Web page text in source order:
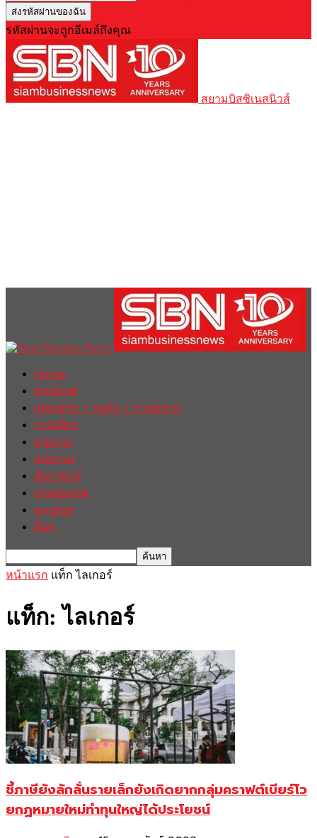
รหัสผ่านจะถูกอีเมล์ถึงคุณ
สยามบิสซิเนสนิวส์
Home
ฮอตนิวส์
เศรษฐกิจ / ธุรกิจ / การตลาด
การเมือง
รายงาน
บทความ
สัมภาษณ์
ต่างประเทศ
english
อื่นๆ
หน้าแรก แท็ก ไลเกอร์
แท็ก: ไลเกอร์
ชี้ภาษียังลักลั่นรายเล็กยังเกิดยากกลุ่มคราฟต์เบียร์โว
ยกฏหมายใหม่ทำทุนใหญ่ได้ประโยชน์